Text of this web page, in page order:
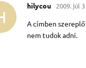
hilycou 2009. júl
A címben
nem tudok adni.